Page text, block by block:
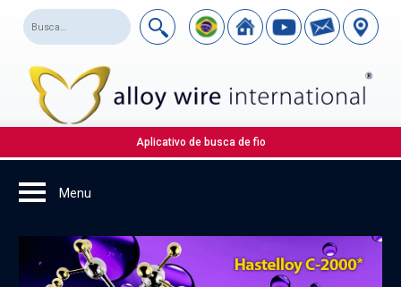
Aplicativo de busca de fio